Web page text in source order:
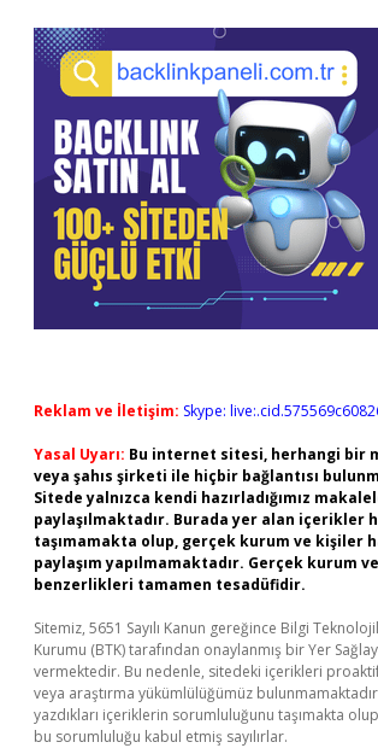
Reklam ve İletişim: Skype:
Yasal Uyarı: Bu internet sitesi, herhangi bir
veya şahıs şirketi ile hiçbir bağlantısı
Sitede yalnızca kendi hazırladığımız
paylaşılmaktadır. Burada yer alan içerikler
taşımamakta olup, gerçek kurum ve kişiler
paylaşım yapılmamaktadır. Gerçek kurum
benzerlikleri tamamen tesadüfidir.
Sitemiz, 5651 Sayılı Kanun gereğince Bilgi
Kurumu (BTK) tarafından onaylanmış bir Yer
vermektedir. Bu nedenle, sitedeki içerikleri
veya araştırma yükümlülüğümüz
yazdıkları içeriklerin sorumluluğunu taşımakta
bu sorumluluğu kabul etmiş sayılırlar.